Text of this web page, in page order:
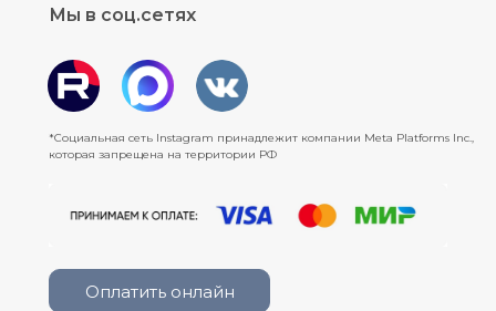
Мы в соц.сетях
Оплатить онлайн
*Социальная сеть Instagram принадлежит компании Meta Platforms Inc.,
которая запрещена на территории РФ